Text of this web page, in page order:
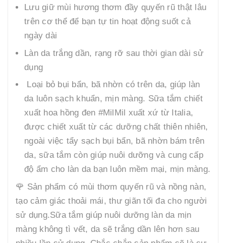
Lưu giữ mùi hương thơm đầy quyến rũ thật lâu
trên cơ thể để bạn tự tin hoạt động suốt cả
ngày dài
Làn da trắng dần, rạng rỡ sau thời gian dài sử
dụng
Loại bỏ bụi bẩn, bã nhờn có trên da, giúp làn
da luôn sạch khuẩn, mịn màng. Sữa tắm chiết
xuất hoa hồng đen #MilMil xuất xứ từ Italia,
được chiết xuất từ các dưỡng chất thiên nhiên,
ngoài việc tẩy sạch bụi bẩn, bã nhờn bám trên
da, sữa tắm còn giúp nuôi dưỡng và cung cấp
độ ẩm cho làn da bạn luôn mềm mại, mịn màng.
🌹 Sản phẩm có mùi thơm quyến rũ và nồng nàn,
tạo cảm giác thoải mái, thư giãn tối đa cho người
sử dụng.Sữa tắm giúp nuôi dưỡng làn da mịn
màng không tì vết, da sẽ trắng dần lên hơn sau